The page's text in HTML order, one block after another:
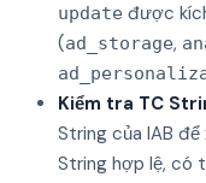
update được
(ad_storage,
Kiểm tra TC
String của IAB
String hợp lệ, có